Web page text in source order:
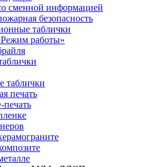
сменной информацией
безопасность
таблички
работы»
таблички
печать